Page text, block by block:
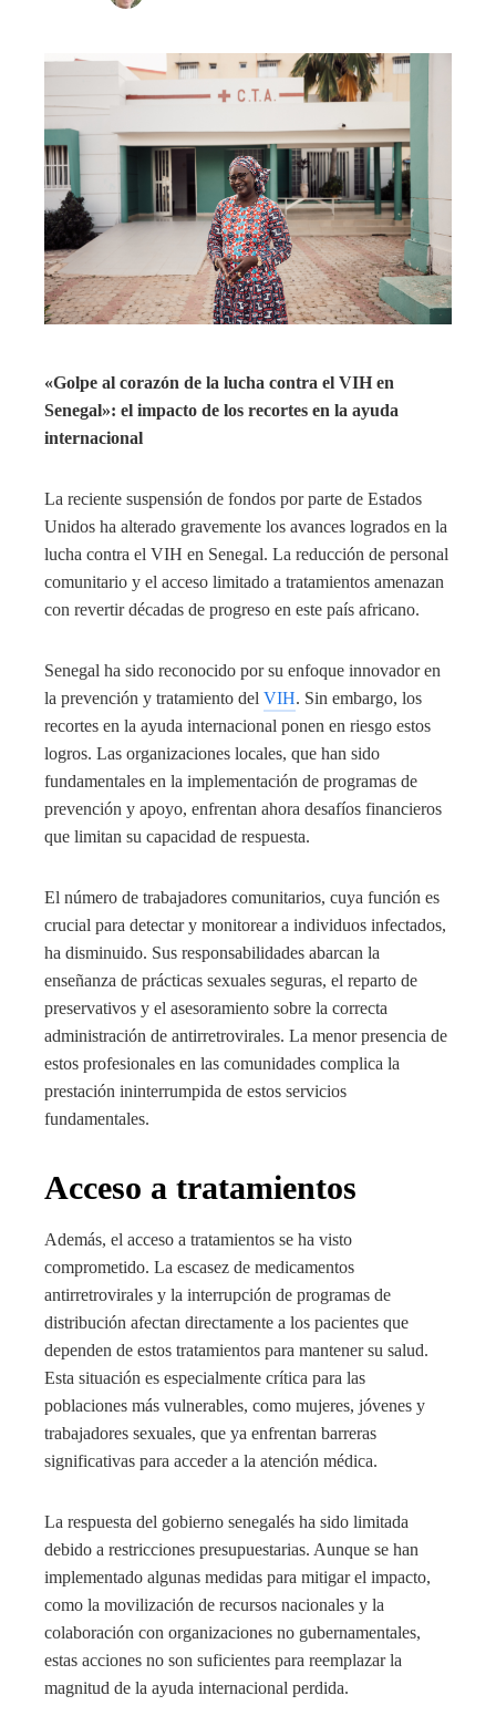
«Golpe al corazón de la lucha contra el VIH en
Senegal»: el impacto de los recortes en la ayuda
internacional
La reciente suspensión de fondos por parte de Estados
Unidos ha alterado gravemente los avances logrados en la
lucha contra el VIH en Senegal. La reducción de personal
comunitario y el acceso limitado a tratamientos amenazan
con revertir décadas de progreso en este país africano.
Senegal ha sido reconocido por su enfoque innovador en
la prevención y tratamiento del VIH. Sin embargo, los
recortes en la ayuda internacional ponen en riesgo estos
logros. Las organizaciones locales, que han sido
fundamentales en la implementación de programas de
prevención y apoyo, enfrentan ahora desafíos financieros
que limitan su capacidad de respuesta.
El número de trabajadores comunitarios, cuya función es
crucial para detectar y monitorear a individuos infectados,
ha disminuido. Sus responsabilidades abarcan la
enseñanza de prácticas sexuales seguras, el reparto de
preservativos y el asesoramiento sobre la correcta
administración de antirretrovirales. La menor presencia de
estos profesionales en las comunidades complica la
prestación ininterrumpida de estos servicios
fundamentales.
Acceso a tratamientos
Además, el acceso a tratamientos se ha visto
comprometido. La escasez de medicamentos
antirretrovirales y la interrupción de programas de
distribución afectan directamente a los pacientes que
dependen de estos tratamientos para mantener su salud.
Esta situación es especialmente crítica para las
poblaciones más vulnerables, como mujeres, jóvenes y
trabajadores sexuales, que ya enfrentan barreras
significativas para acceder a la atención médica.
La respuesta del gobierno senegalés ha sido limitada
debido a restricciones presupuestarias. Aunque se han
implementado algunas medidas para mitigar el impacto,
como la movilización de recursos nacionales y la
colaboración con organizaciones no gubernamentales,
estas acciones no son suficientes para reemplazar la
magnitud de la ayuda internacional perdida.